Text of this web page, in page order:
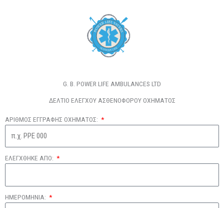
G. B. POWER LIFE AMBULANCES LTD
ΔΕΛΤΙΟ ΕΛΕΓΧΟΥ ΑΣΘΕΝΟΦΟΡΟΥ ΟΧΗΜΑΤΟΣ
ΑΡΙΘΜΟΣ ΕΓΓΡΑΦΗΣ ΟΧΗΜΑΤΟΣ:
ΕΛΕΓΧΘΗΚΕ ΑΠΟ:
ΗΜΕΡΟΜΗΝΙΑ: